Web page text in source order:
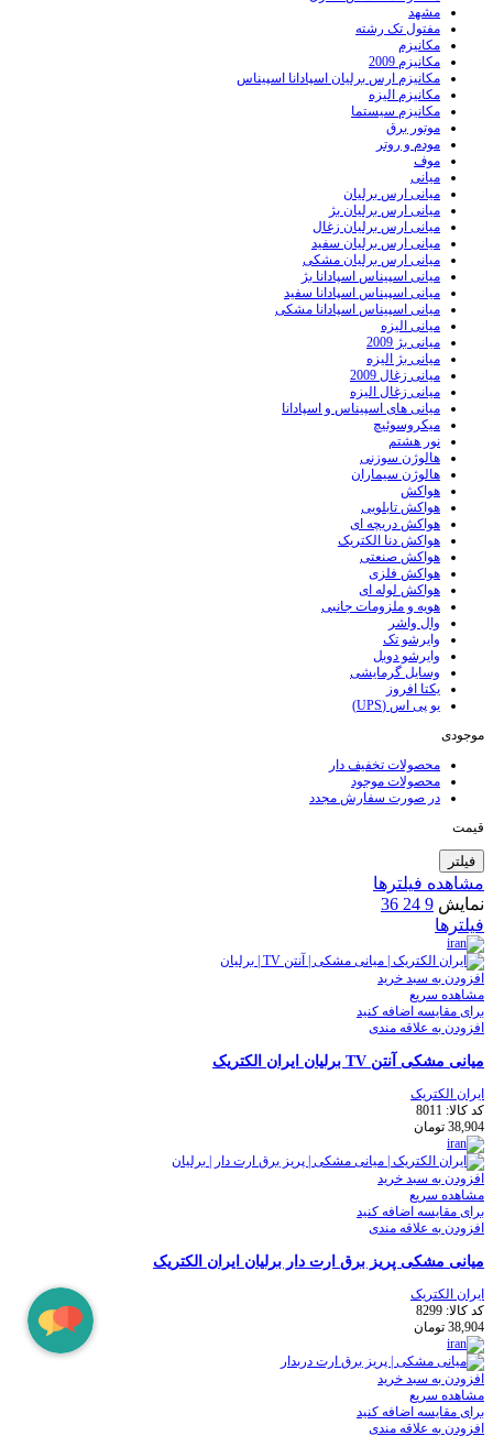
مشهد
مفتول تک رشته
مکانیزم
مکانیزم 2009
مکانیزم ارس برلیان اسپادانا اسپیناس
مکانیزم الیزه
مکانیزم سیستما
موتور برق
مودم و روتر
موف
میانی
میانی ارس برلیان
میانی ارس برلیان بژ
میانی ارس برلیان زغال
میانی ارس برلیان سفید
میانی ارس برلیان مشکی
میانی اسپیناس اسپادانا بژ
میانی اسپیناس اسپادانا سفید
میانی اسپیناس اسپادانا مشکی
میانی الیزه
میانی بژ 2009
میانی بژ الیزه
میانی زغال 2009
میانی زغال الیزه
میانی های اسپیناس و اسپادانا
میکروسوئیچ
نور هشتم
هالوژن سوزنی
هالوژن سیماران
هواکش
هواکش تابلویی
هواکش دریچه ای
هواکش دنا الکتریک
هواکش صنعتی
هواکش فلزی
هواکش لوله ای
هویه و ملزومات جانبی
وال واشر
وایرشو تک
وایرشو دوبل
وسایل گرمایشی
یکتا افروز
یو پی اس (UPS)
موجودی
محصولات تخفیف دار
محصولات موجود
در صورت سفارش مجدد
قیمت
فیلتر
مشاهده فیلترها
نمایش 9
24
36
فیلترها
افزودن به سبد خرید
مشاهده سریع
برای مقایسه اضافه کنید
افزودن به علاقه مندی
میانی مشکی آنتن TV برلیان ایران الکتریک
ایران الکتریک
کد کالا: 8011
38,904 تومان
افزودن به سبد خرید
مشاهده سریع
برای مقایسه اضافه کنید
افزودن به علاقه مندی
میانی مشکی پریز برق ارت دار برلیان ایران الکتریک
ایران الکتریک
کد کالا: 8299
38,904 تومان
افزودن به سبد خرید
مشاهده سریع
برای مقایسه اضافه کنید
افزودن به علاقه مندی